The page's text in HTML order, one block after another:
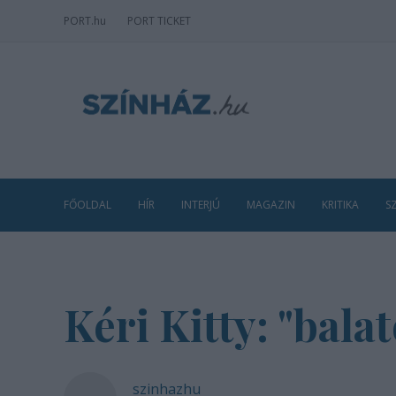
PORT.hu PORT TICKET
FŐOLDAL HÍR INTERJÚ MAGAZIN KRITIKA
Kéri Kitty:
szinhazhu